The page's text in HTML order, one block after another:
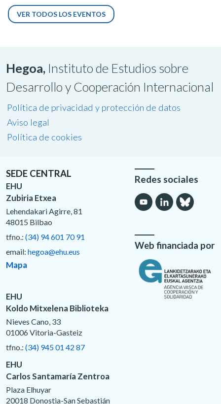
VER TODOS LOS EVENTOS
Hegoa, Instituto de Estudios sobre
Desarrollo y Cooperación Internacional
Política de privacidad y protección de datos
Aviso legal
Política de cookies
SEDE CENTRAL
EHU
Zubiria Etxea
Lehendakari Agirre, 81
48015 Bilbao
tfno.: (34) 94 601 70 91
email: hegoa@ehu.eus
Mapa
EHU
Koldo Mitxelena Biblioteka
Nieves Cano, 33
01006 Vitoria-Gasteiz
tfno.: (34) 945 01 42 87
EHU
Carlos Santamaría Zentroa
Plaza Elhuyar
20018 Donostia-San Sebastián
Redes sociales
Web financiada por